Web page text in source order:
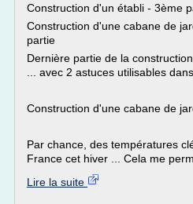
Construction d'un établi - 3ème
Construction d'une cabane de
partie
Dernière partie de la
... avec 2 astuces utilisables
Construction d'une cabane de
Par chance, des températures
France cet hiver ... Cela me
Lire la suite